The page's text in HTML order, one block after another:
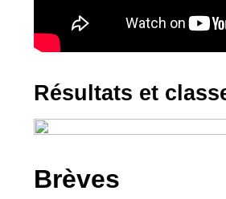
Résultats et
Brèves